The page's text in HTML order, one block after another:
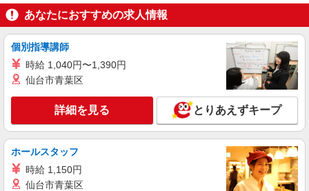
1,150円×8時間×22日⇒202,400円＋残業代＋交通
費
キープ 詳細を見る
正社員 職業紹介
株式会社リオン
一眼レフカメラの製造スタッフ
月給245,000円〜280,000円（経験・能力によ
富山県魚津市
キープ 詳細を見る
あなたにおすすめの求人情報
個別指導講師
時給 1,040円〜1,390円
仙台市青葉区
詳細を見る とりあえずキープ
ホールスタッフ
時給 1,150円
仙台市青葉区